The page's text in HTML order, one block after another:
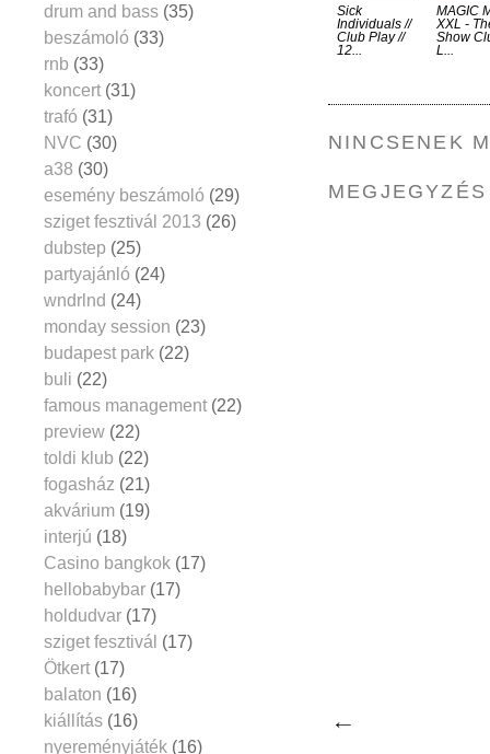
Sick
Individuals //
Club Play //
12...
MAGIC
XXL -
Show
L...
NINCSENEK
drum and bass (35)
beszámoló (33)
rnb (33)
koncert (31)
trafó (31)
NVC (30)
a38 (30)
esemény beszámoló (29)
sziget fesztivál 2013 (26)
dubstep (25)
partyajánló (24)
wndrlnd (24)
monday session (23)
budapest park (22)
buli (22)
famous management (22)
preview (22)
toldi klub (22)
fogasház (21)
akvárium (19)
interjú (18)
Casino bangkok (17)
hellobabybar (17)
holdudvar (17)
sziget fesztivál (17)
Ötkert (17)
balaton (16)
kiállítás (16)
nyereményjáték (16)